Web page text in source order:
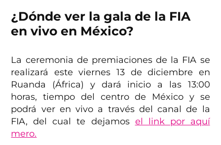
¿Dónde ver la gala de la FIA
en vivo en México?
La ceremonia de premiaciones de la FIA se
realizará este viernes 13 de diciembre en
Ruanda (África) y dará inicio a las 13:00
horas, tiempo del centro de México y se
podrá ver en vivo a través del canal de la
FIA, del cual te dejamos el link por aquí
mero.